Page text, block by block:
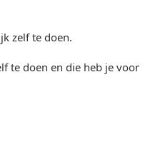
zelf te doen.
te doen en die heb je voor